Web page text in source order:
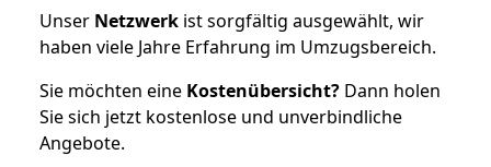
Unser Netzwerk ist sorgfältig ausgewählt, wir
haben viele Jahre Erfahrung im Umzugsbereich.
Sie möchten eine Kostenübersicht? Dann holen
Sie sich jetzt kostenlose und unverbindliche
Angebote.